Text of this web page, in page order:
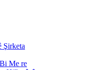
Şirketa
Me re